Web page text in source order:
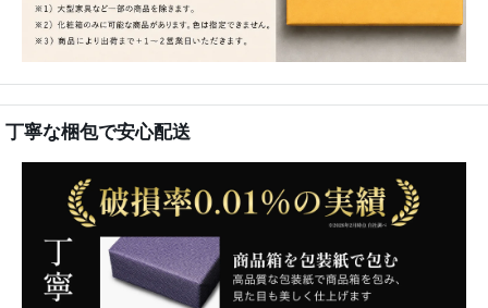
丁寧な梱包で安心配送